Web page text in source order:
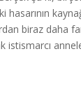
hasarının
biraz daha
istismarcı